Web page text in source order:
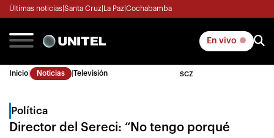
Últimas noticias Santa Cruz La Paz Cochabamba
En vivo
Inicio Noticias Televisión SCZ
Política
Director del Sereci: “No tengo porqué